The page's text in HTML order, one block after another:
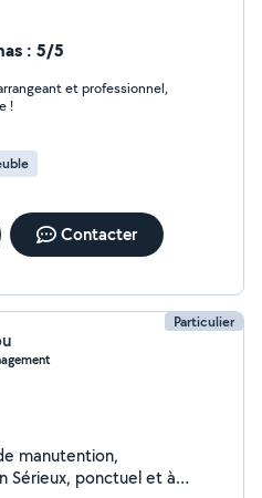
: 5/5
et professionnel,
!
Contacter
Particulier
manutention,